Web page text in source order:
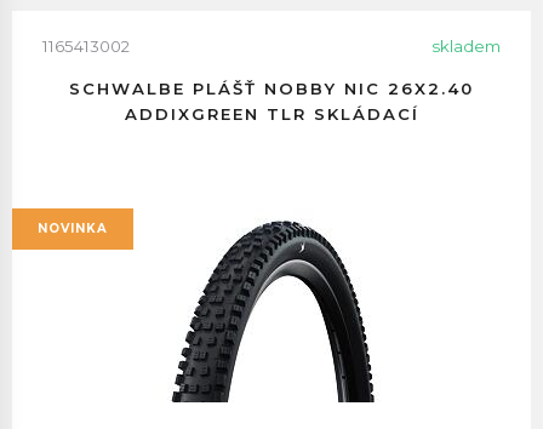
1165413002 skladem
SCHWALBE PLÁŠŤ NOBBY NIC 26X2.40
ADDIXGREEN TLR SKLÁDACÍ
NOVINKA